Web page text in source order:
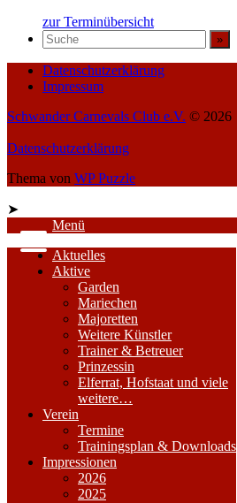
zur Terminübersicht
Datenschutzerklärung
Impressum
Schwander Carnevals Club e.V. © 2026
Datenschutzerklärung
Thema von WP Puzzle
➤
Menü
Aktuelles
Aktive
Garden
Mariechen
Majoretten
Weitere Künstler
Trainer & Betreuer
Prinzessin
Elferrat, Hofstaat und viele
weitere…
Verein
Termine
Trainingsplan & Downloads
Impressionen
2026
2025